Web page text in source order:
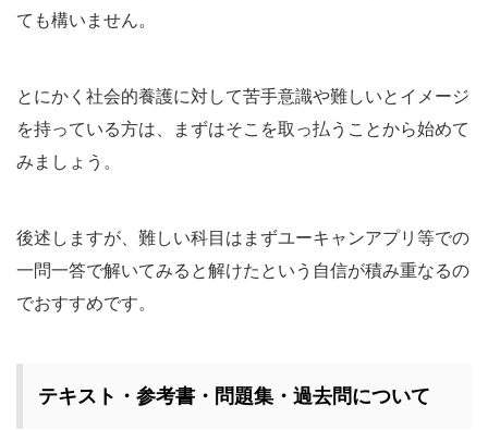
ても構いません。
とにかく社会的養護に対して苦手意識や難しいとイメージ
を持っている方は、まずはそこを取っ払うことから始めて
みましょう。
後述しますが、難しい科目はまずユーキャンアプリ等での
一問一答で解いてみると解けたという自信が積み重なるの
でおすすめです。
テキスト・参考書・問題集・過去問について